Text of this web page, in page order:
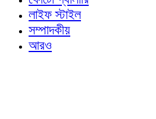
লাইফ স্টাইল
সম্পাদকীয়
আরও